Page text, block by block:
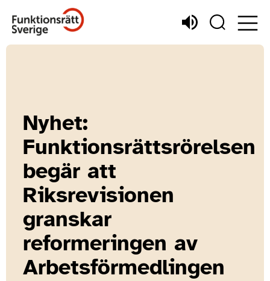
Nyhet:
Funktionsrättsrörelsen
begär att
Riksrevisionen
granskar
reformeringen av
Arbetsförmedlingen